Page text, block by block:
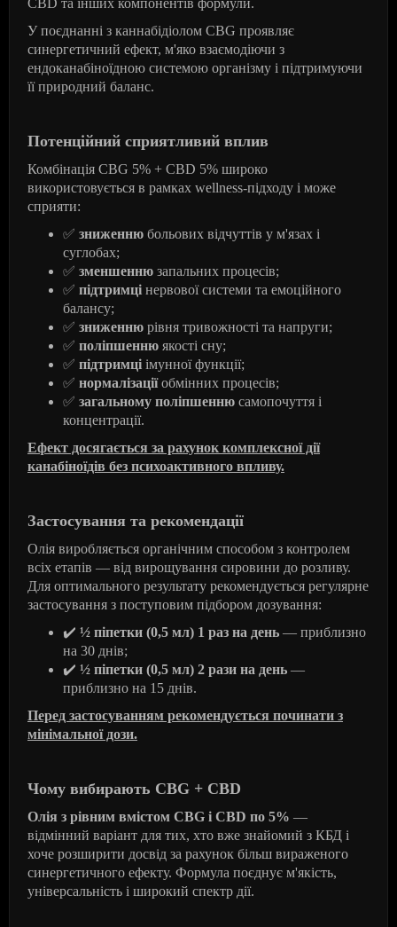
CBD та інших компонентів формули.
У поєднанні з каннабідіолом CBG проявляє
синергетичний ефект, м'яко взаємодіючи з
ендоканабіноїдною системою організму і підтримуючи
її природний баланс.
Потенційний сприятливий вплив
Комбінація CBG 5% + CBD 5% широко
використовується в рамках wellness-підходу і може
сприяти:
✅ зниженню больових відчуттів у м'язах і
суглобах;
✅ зменшенню запальних процесів;
✅ підтримці нервової системи та емоційного
балансу;
✅ зниженню рівня тривожності та напруги;
✅ поліпшенню якості сну;
✅ підтримці імунної функції;
✅ нормалізаціїобмінних процесів;
✅ загальному поліпшенню самопочуття і
концентрації.
Ефект досягається за рахунок комплексної дії
канабіноїдів без психоактивного впливу.
Застосування та рекомендації
Олія виробляється органічним способом з контролем
всіх етапів — від вирощування сировини до розливу.
Для оптимального результату рекомендується регулярне
застосування з поступовим підбором дозування:
✔ ½ піпетки (0,5 мл) 1 раз на день — приблизно
на 30 днів;
✔ ½ піпетки (0,5 мл) 2 рази на день —
приблизно на 15 днів.
Перед застосуванням рекомендується починати з
мінімальної дози.
Чому вибирають CBG + CBD
Олія з рівним вмістом CBG і CBD по 5% —
відмінний варіант для тих, хто вже знайомий з КБД і
хоче розширити досвід за рахунок більш вираженого
синергетичного ефекту. Формула поєднує м'якість,
універсальність і широкий спектр дії.